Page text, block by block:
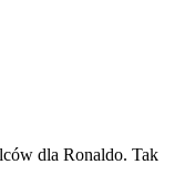
dla Ronaldo. Tak